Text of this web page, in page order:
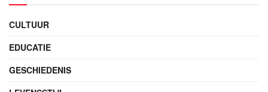
CULTUUR
EDUCATIE
GESCHIEDENIS